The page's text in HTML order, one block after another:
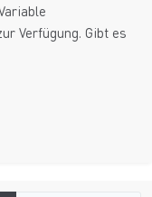
Verfügung. Gibt es